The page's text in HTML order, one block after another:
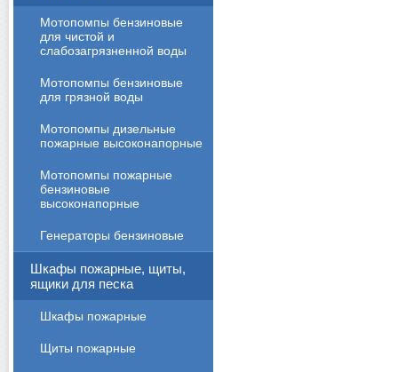
Мотопомпы бензиновые
для чистой и
слабозагрязненной воды
Мотопомпы бензиновые
для грязной воды
Мотопомпы дизельные
пожарные высоконапорные
Мотопомпы пожарные
бензиновые
высоконапорные
Генераторы бензиновые
Шкафы пожарные, щиты,
ящики для песка
Шкафы пожарные
Щиты пожарные